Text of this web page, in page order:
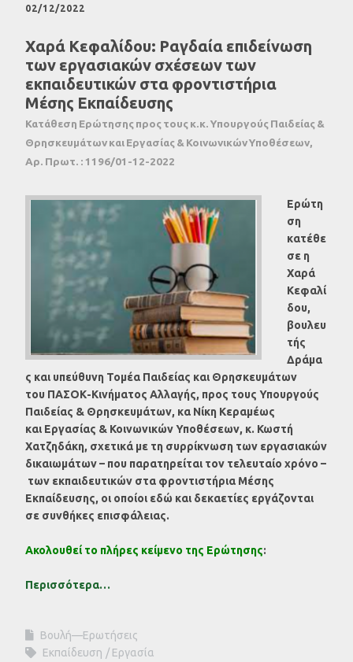
02/12/2022
Χαρά Κεφαλίδου: Ραγδαία επιδείνωση
των εργασιακών σχέσεων των
εκπαιδευτικών στα φροντιστήρια
Μέσης Εκπαίδευσης
Κατάθεση Ερώτησης προς τους κ.κ. Υπουργούς Παιδείας &
Θρησκευμάτων και Εργασίας & Κοινωνικών Υποθέσεων,
Αρ. Πρωτ. : 1196/01-12-2022
Ερώτη
ση
κατέθε
σε η
Χαρά
Κεφαλί
δου,
βουλευ
τής
Δράμα
ς και υπεύθυνη Τομέα Παιδείας και Θρησκευμάτων
του ΠΑΣΟΚ-Κινήματος Αλλαγής, προς τους Υπουργούς
Παιδείας & Θρησκευμάτων, κα Νίκη Κεραμέως
και Εργασίας & Κοινωνικών Υποθέσεων, κ. Κωστή
Χατζηδάκη, σχετικά με τη συρρίκνωση των εργασιακών
δικαιωμάτων – που παρατηρείται τον τελευταίο χρόνο –
των εκπαιδευτικών στα φροντιστήρια Μέσης
Εκπαίδευσης, οι οποίοι εδώ και δεκαετίες εργάζονται
σε συνθήκες επισφάλειας.
Ακολουθεί το πλήρες κείμενο της Ερώτησης:
Περισσότερα…
Βουλή—Ερωτήσεις
Εκπαίδευση
Εργασία